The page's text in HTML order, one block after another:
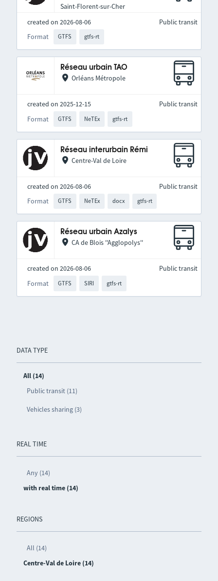
DATA TYPE
All (14)
Public transit (11)
Vehicles sharing (3)
REAL TIME
Any (14)
with real time (14)
REGIONS
All (14)
Centre-Val de Loire (14)
Saint-Florent-sur-Cher
created on 2026-08-06
Format
GTFS gtfs-rt
Public transit
Réseau urbain TAO
Orléans Métropole
created on 2025-12-15
Format
GTFS NeTEx gtfs-rt
Public transit
Réseau interurbain Rémi
Centre-Val de Loire
created on 2026-08-06
Format
GTFS NeTEx docx gtfs-rt
Public transit
Réseau urbain Azalys
CA de Blois ''Agglopolys''
created on 2026-08-06
Format
GTFS SIRI gtfs-rt
Public transit